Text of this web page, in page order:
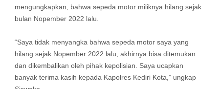
mengungkapkan, bahwa sepeda motor miliknya hilang sejak
bulan Nopember 2022 lalu.
“Saya tidak menyangka bahwa sepeda motor saya yang
hilang sejak Nopember 2022 lalu, akhirnya bisa ditemukan
dan dikembalikan oleh pihak kepolisian. Saya ucapkan
banyak terima kasih kepada Kapolres Kediri Kota,” ungkap